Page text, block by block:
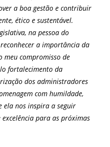
a boa gestão e contribuir
ético e sustentável.
na pessoa do
a importância da
meu compromisso de
fortalecimento da
dos administradores
com humildade,
ela nos inspira a seguir
para as próximas